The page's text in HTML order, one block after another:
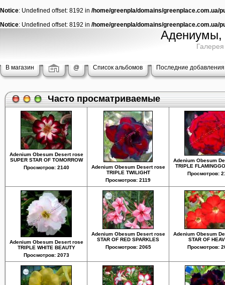
Notice: Undefined offset: 8192 in /home/greenpla/domains/greenplace.com.ua/
Notice: Undefined offset: 8192 in /home/greenpla/domains/greenplace.com.ua/
Адениумы,
В магазин @ Список альбомов Последние добавления
Часто просматриваемые
Adenium Obesum Desert rose
SUPER STAR OF TOMORROW
Просмотров: 2140
Adenium Obesum Desert rose
TRIPLE TWILIGHT
Просмотров: 2119
Adenium Obesum
TRIPLE
Просмотров:
Adenium Obesum Desert rose
TRIPLE WHITE BEAUTY
Просмотров: 2073
Adenium Obesum Desert rose
STAR OF RED SPARKLES
Просмотров: 2065
Adenium Obesum
STAR OF
Просмотров: